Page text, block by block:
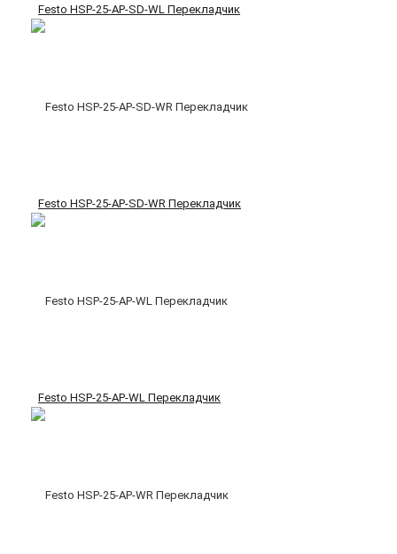
Festo HSP-25-AP-SD-WL Перекладчик
Festo HSP-25-AP-SD-WR Перекладчик
Festo HSP-25-AP-WL Перекладчик